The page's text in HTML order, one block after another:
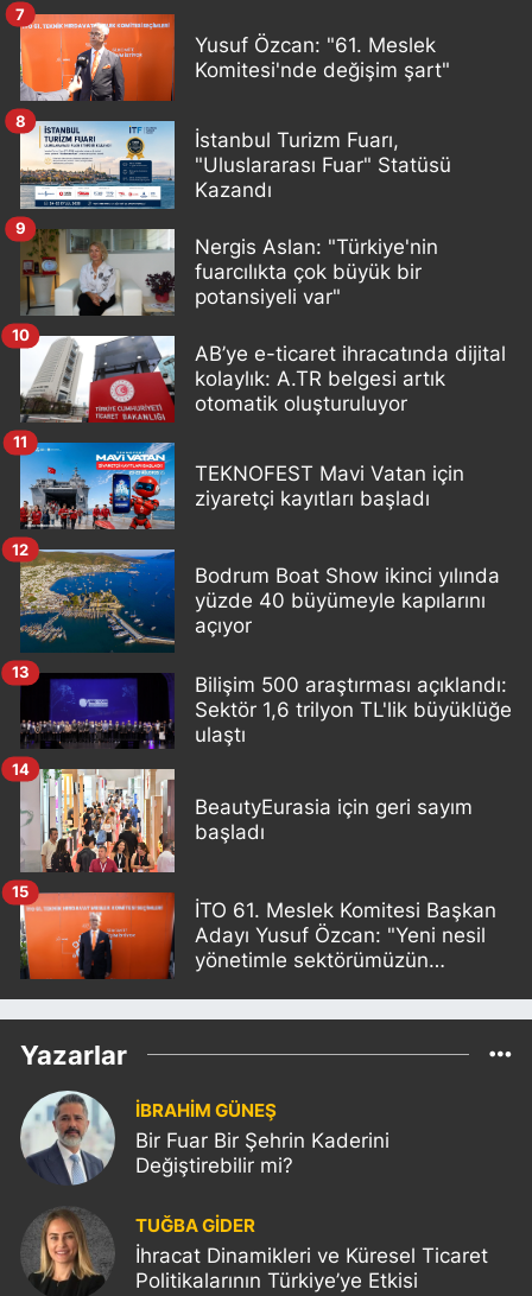
Yusuf Özcan: "61. Meslek
Komitesi'nde değişim şart"
7
İstanbul Turizm Fuarı,
"Uluslararası Fuar" Statüsü
Kazandı
8
Nergis Aslan: "Türkiye'nin
fuarcılıkta çok büyük bir
potansiyeli var"
9
AB’ye e-ticaret ihracatında dijital
kolaylık: A.TR belgesi artık
otomatik oluşturuluyor
10
TEKNOFEST Mavi Vatan için
ziyaretçi kayıtları başladı
11
Bodrum Boat Show ikinci yılında
yüzde 40 büyümeyle kapılarını
açıyor
12
Bilişim 500 araştırması açıklandı:
Sektör 1,6 trilyon TL'lik büyüklüğe
ulaştı
13
BeautyEurasia için geri sayım
başladı
14
İTO 61. Meslek Komitesi Başkan
Adayı Yusuf Özcan: "Yeni nesil
yönetimle sektörümüzün
15
Yazarlar
İBRAHİM GÜNEŞ
Bir Fuar Bir Şehrin Kaderini
Değiştirebilir mi?
TUĞBA GİDER
İhracat Dinamikleri ve Küresel Ticaret
Politikalarının Türkiye’ye Etkisi